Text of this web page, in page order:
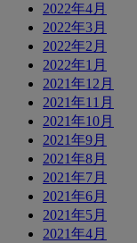
2022年4月
2022年3月
2022年2月
2022年1月
2021年12月
2021年11月
2021年10月
2021年9月
2021年8月
2021年7月
2021年6月
2021年5月
2021年4月